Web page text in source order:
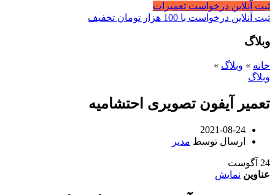
ثبت آنلاین درخواست تعمیرات
ثبت آنلاین درخواست با 100 هزار تومان تخفیف
وبلاگ
خانه » وبلاگ »
وبلاگ
تعمیر آیفون تصویری احتشامیه
2021-08-24
ارسال توسط مدیر
24 آگوست
عناوین نمایش